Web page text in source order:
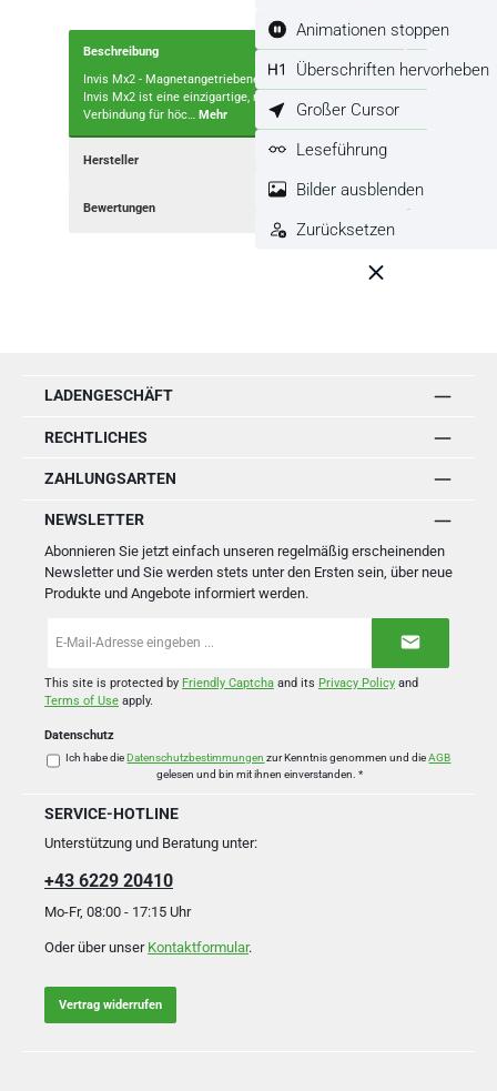
Beschreibung
Invis Mx2 - Magnetangetriebene Verbindungsbeschläge -
Invis Mx2 ist eine einzigartige, magnetangetriebene
Verbindung für höc… Mehr
Hersteller
Bewertungen
LADENGESCHÄFT
RECHTLICHES
ZAHLUNGSARTEN
NEWSLETTER
Abonnieren Sie jetzt einfach unseren regelmäßig erscheinenden
Newsletter und Sie werden stets unter den Ersten sein, über neue
Produkte und Angebote informiert werden.
Mail-
*
This site is protected by Friendly Captcha and its Privacy Policy and
Terms of Use apply.
Datenschutz
Ich habe dieDatenschutzbestimmungen zur Kenntnis genommen und dieAGB
gelesen und bin mit ihnen einverstanden. *
SERVICE-HOTLINE
Unterstützung und Beratung unter:
+43 6229 20410
Mo-Fr, 08:00 - 17:15 Uhr
Oder über unser Kontaktformular.
Vertrag widerrufen
Animationen stoppen
Überschriften hervorheben
Großer Cursor
Leseführung
Bilder ausblenden
Zurücksetzen